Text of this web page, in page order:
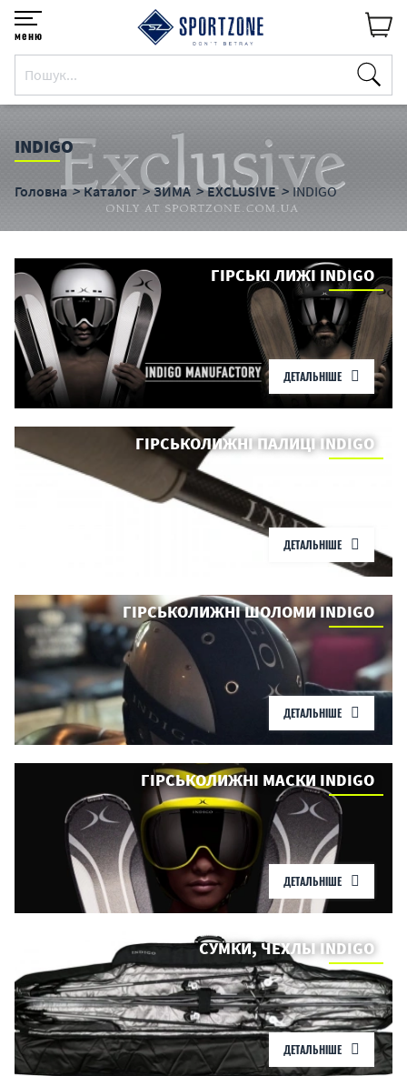
меню
INDIGO
Головна Каталог ЗИМА EXCLUSIVE INDIGO
ГІРСЬКІ ЛИЖІ INDIGO
ДЕТАЛЬНІШЕ
ГІРСЬКОЛИЖНІ ПАЛИЦІ INDIGO
ДЕТАЛЬНІШЕ
ГІРСЬКОЛИЖНІ ШОЛОМИ INDIGO
ДЕТАЛЬНІШЕ
ГІРСЬКОЛИЖНІ МАСКИ INDIGO
ДЕТАЛЬНІШЕ
СУМКИ, ЧЕХЛЫ INDIGO
ДЕТАЛЬНІШЕ